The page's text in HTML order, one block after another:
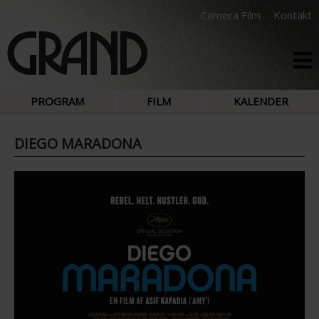
Camera Film Kontakt
PROGRAM FILM KALENDER
DIEGO MARADONA